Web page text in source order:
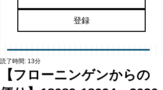
登録
【フローニンゲンからの
読了時間: 13分